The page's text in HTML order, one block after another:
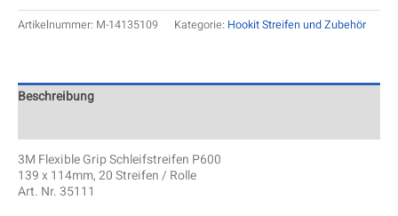
Artikelnummer: M-14135109 Kategorie: Hookit Streifen und Zubehör
Beschreibung
3M Flexible Grip Schleifstreifen P600
139 x 114mm, 20 Streifen / Rolle
Art. Nr. 35111